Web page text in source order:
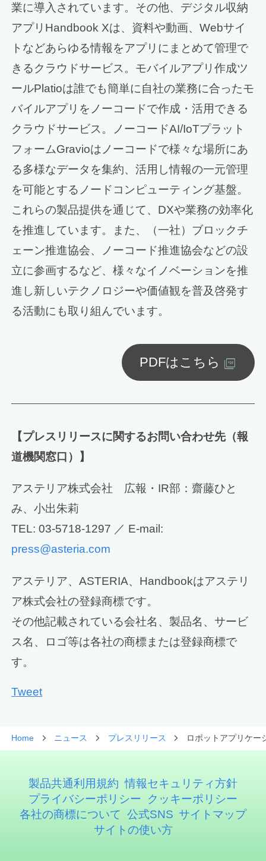
業に導入されています。その他、デジタル収納
アプリHandbook Xは、資料や動画、Webサイ
トなどあらゆる情報をアプリにまとめて管理で
きるクラウドサービス。モバイルアプリ作成ツ
ールPlatioは誰でも簡単に自社の業務に合ったモ
バイルアプリをノーコードで作成・活用できる
クラウドサービス。ノーコードAI/IoTプラット
フォームGravioはノーコードで様々な場所にあ
る多様なデータを集約、活用し情報の一元管理
を可能とするノードコンピューティング基盤。
これらの製品提供を通じて、DXや業務の効率化
を推進しています。また、（一社）ブロックチ
ェーン推進協会、ノーコード推進協会などの設
立に参画するなど、様々なイノベーションを推
進し新しいテクノロジーや価値観を普及啓発す
る活動にも取り組んでいます。
PDFはこちら
【プレスリリースに関するお問い合わせ先（報
道機関窓口）】
アステリア株式会社 広報・IR部：齋藤ひと
み、小出朱莉
TEL: 03-5718-1297 ／ E-mail:
press@asteria.com
アステリア、ASTERIA、Handbookはアステリ
ア株式会社の登録商標です。
その他記載されている会社名、製品名、サービ
ス名、ロゴ等は各社の商標または登録商標で
す。
Tweet
Home ニュース プレスリリース ロボットアプリケー
製品共通利用規約 情報セキュリティ方針
プライバシーポリシー
クッキーポリシー
各社の商標について 公式SNS サイトマップ
サイトの使い方